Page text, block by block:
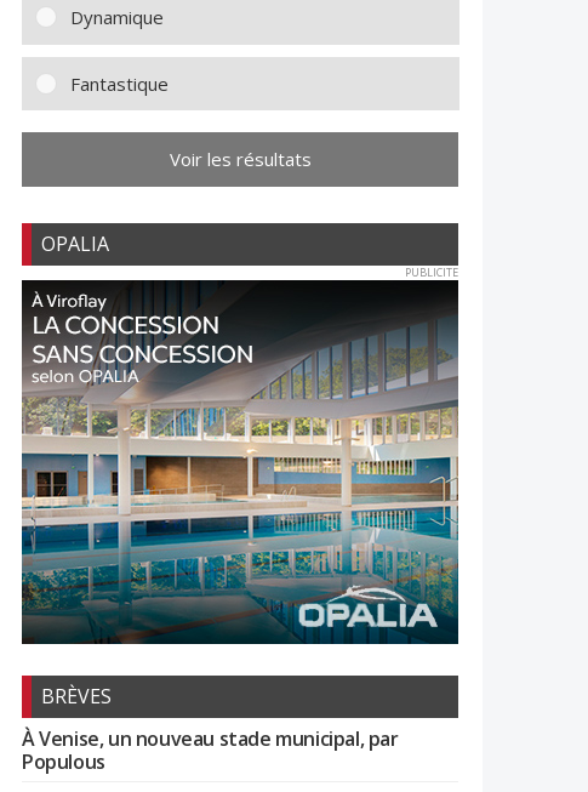
Dynamique
Fantastique
Voir les résultats
OPALIA
PUBLICITE
BRÈVES
À Venise, un nouveau stade municipal, par
Populous